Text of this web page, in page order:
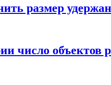
размер
число объектов